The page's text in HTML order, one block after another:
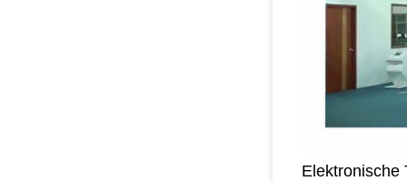
Elektronische